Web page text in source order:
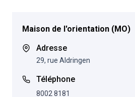
Maison de l'orientation (MO)
Adresse
29, rue Aldringen
Téléphone
8002 8181